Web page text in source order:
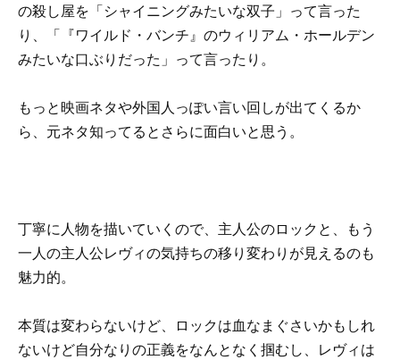
の殺し屋を「シャイニングみたいな双子」って言った
り、「『ワイルド・バンチ』のウィリアム・ホールデン
みたいな口ぶりだった」って言ったり。
もっと映画ネタや外国人っぽい言い回しが出てくるか
ら、元ネタ知ってるとさらに面白いと思う。
丁寧に人物を描いていくので、主人公のロックと、もう
一人の主人公レヴィの気持ちの移り変わりが見えるのも
魅力的。
本質は変わらないけど、ロックは血なまぐさいかもしれ
ないけど自分なりの正義をなんとなく掴むし、レヴィは